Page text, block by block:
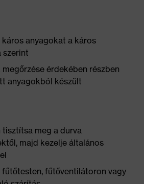
anyagokat a káros
szerint
érdekében részben
anyagokból készült
tisztítsa meg a durva
majd kezelje általános
fűtőtesten, fűtőventilátoron vagy